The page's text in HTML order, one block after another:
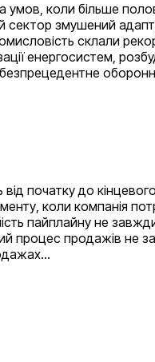
умов, коли більше
сектор змушений
склали
енергосистем,
початку до
коли компанія
пайплайну не
процес продажів не